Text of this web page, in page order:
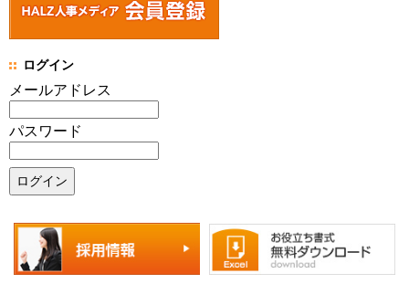
ログイン
メールアドレス
パスワード